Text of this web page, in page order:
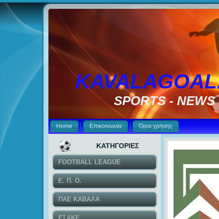
SPORTS - NEWS
Home Επικοινωνία Όροι χρήσης
ΚΑΤΗΓΟΡΙΕΣ
FOOTBALL LEAGUE
Ε. Π. Ο.
ΠΑΕ ΚΑΒΑΛΑ